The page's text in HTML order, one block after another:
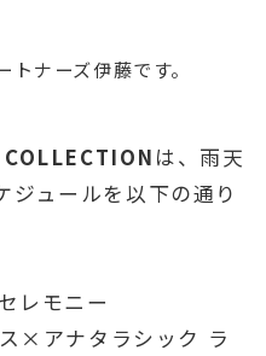
トナーズ伊藤です。
は、雨天
ジュールを以下の通り
レモニー
×アナタラシック ラ